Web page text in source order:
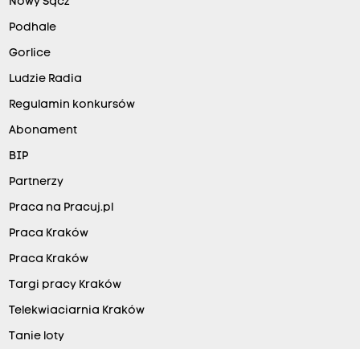
Podhale
Gorlice
Ludzie Radia
Regulamin konkursów
Abonament
BIP
Partnerzy
Praca na Pracuj.pl
Praca Kraków
Praca Kraków
Targi pracy Kraków
Telekwiaciarnia Kraków
Tanie loty